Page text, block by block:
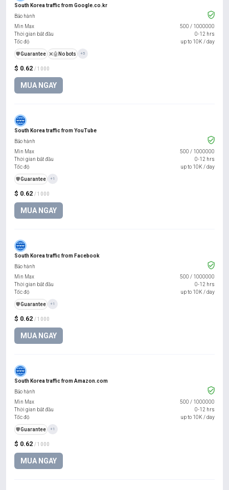
South Korea traffic from Google.co.kr
$ 0.62 / 1000
MUA NGAY
Bảo hành
Min Max
500 / 1000000
Thời gian bắt đầu
0-12 hrs
Tốc độ
up to 10K / day
️🛡️Guarantee ❌🤖 No bots +5
South Korea traffic from YouTube
$ 0.62 / 1000
MUA NGAY
Bảo hành
Min Max
500 / 1000000
Thời gian bắt đầu
0-12 hrs
Tốc độ
up to 10K / day
️🛡️Guarantee +1
South Korea traffic from Facebook
$ 0.62 / 1000
MUA NGAY
Bảo hành
Min Max
500 / 1000000
Thời gian bắt đầu
0-12 hrs
Tốc độ
up to 10K / day
️🛡️Guarantee +1
South Korea traffic from Amazon.com
$ 0.62 / 1000
MUA NGAY
Bảo hành
Min Max
500 / 1000000
Thời gian bắt đầu
0-12 hrs
Tốc độ
up to 10K / day
️🛡️Guarantee +1